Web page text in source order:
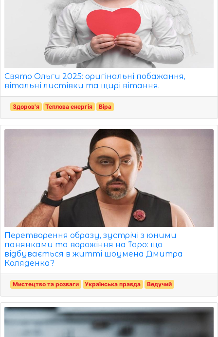
Свято Ольги 2025: оригінальні побажання,
вітальні листівки та щирі вітання.
Здоров'я Теплова енергія Віра
Перетворення образу, зустрічі з юними
панянками та ворожіння на Таро: що
відбувається в житті шоумена Дмитра
Коляденка?
Мистецтво та розваги Українська правда Ведучий